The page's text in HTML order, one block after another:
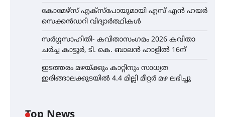
കോമേഴ്സ് എക്സ്പോയുമായി എസ് എൻ ഹയർ
സെക്കൻഡറി വിദ്യാർത്ഥികൾ
സർഗ്ഗസാഹിതി- കവിതാസംഗമം 2026 കവിതാ
ചർച്ച കാട്ടൂർ, ടി. കെ. ബാലൻ ഹാളിൽ 16ന്
ഇടത്തരം മഴയ്ക്കും കാറ്റിനും സാധ്യത
ഇരിങ്ങാലക്കുടയിൽ 4.4 മില്ലി മീറ്റർ മഴ ലഭിച്ചു